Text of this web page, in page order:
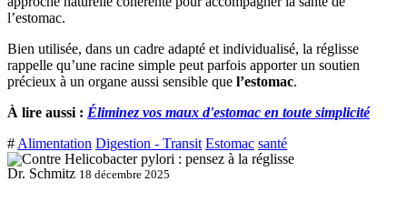
l’estomac.
Bien utilisée, dans un cadre adapté et individualisé, la réglisse
rappelle qu’une racine simple peut parfois apporter un soutien
précieux à un organe aussi sensible que l’estomac.
À lire aussi : Éliminez vos maux d'estomac en toute simplicité
# Alimentation Digestion - Transit Estomac santé
Dr. Schmitz 18 décembre 2025